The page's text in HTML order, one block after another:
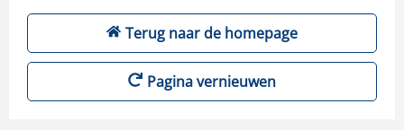
Terug naar de homepage
Pagina vernieuwen